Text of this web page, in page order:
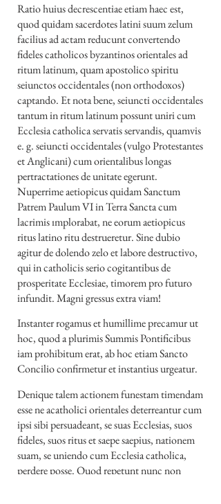
Ratio huius decrescentiae etiam haec est,
quod quidam sacerdotes latini suum zelum
facilius ad actam reducunt convertendo
fideles catholicos byzantinos orientales ad
ritum latinum, quam apostolico spiritu
seiunctos occidentales (non orthodoxos)
captando. Et nota bene, seiuncti occidentales
tantum in ritum latinum possunt uniri cum
Ecclesia catholica servatis servandis, quamvis
e. g. seiuncti occidentales (vulgo Protestantes
et Anglicani) cum orientalibus longas
pertractationes de unitate egerunt.
Nuperrime aetiopicus quidam Sanctum
Patrem Paulum VI in Terra Sancta cum
lacrimis ımplorabat, ne eorum aetiopicus
ritus latino ritu destrueretur. Sine dubio
agitur de dolendo zelo et labore destructivo,
qui in catholicis serio cogitantibus de
prosperitate Ecclesiae, timorem pro futuro
infundit. Magni gressus extra viam!
Instanter rogamus et humillime precamur ut
hoc, quod a plurimis Summis Pontificibus
iam prohibitum erat, ab hoc etiam Sancto
Concilio confirmetur et instantius urgeatur.
Denique talem actionem funestam timendam
esse ne acatholici orientales deterreantur cum
ipsi sibi persuadeant, se suas Ecclesias, suos
fideles, suos ritus et saepe saepius, nationem
suam, se uniendo cum Ecclesia catholica,
perdere posse. Quod repetunt nunc non